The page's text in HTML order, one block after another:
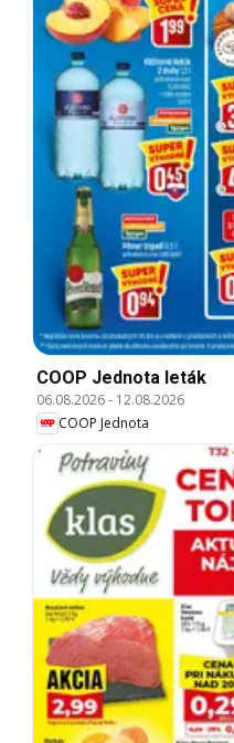
COOP Jednota leták
06.08.2026- 12.08.2026
COOP Jednota